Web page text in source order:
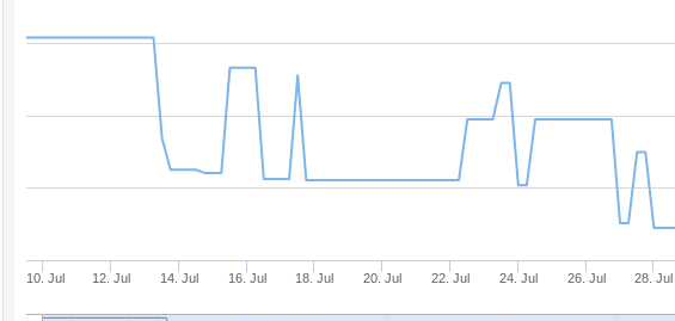
10. Jul 12. Jul 14. Jul 16. Jul 18. Jul 20. Jul 22. Jul 24. Jul 26. Jul 28. Jul